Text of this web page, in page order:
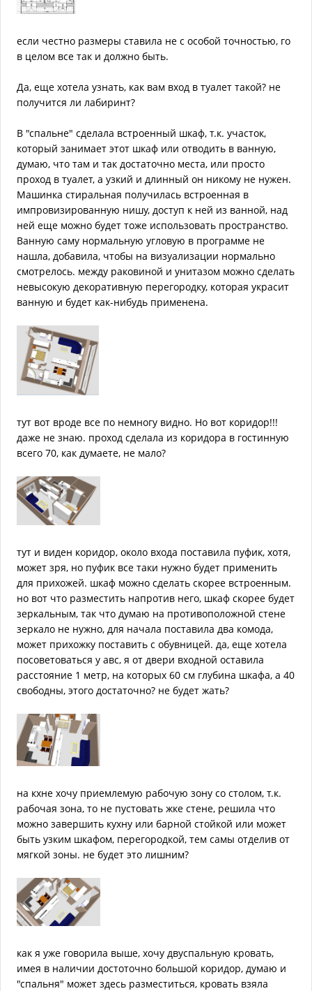
если честно размеры ставила не с особой точностью, го
в целом все так и должно быть.
Да, еще хотела узнать, как вам вход в туалет такой? не
получится ли лабиринт?
В "спальне" сделала встроенный шкаф, т.к. участок,
который занимает этот шкаф или отводить в ванную,
думаю, что там и так достаточно места, или просто
проход в туалет, а узкий и длинный он никому не нужен.
Машинка стиральная получилась встроенная в
импровизированную нишу, доступ к ней из ванной, над
ней еще можно будет тоже использовать пространство.
Ванную саму нормальную угловую в программе не
нашла, добавила, чтобы на визуализации нормально
смотрелось. между раковиной и унитазом можно сделать
невысокую декоративную перегородку, которая украсит
ванную и будет как-нибудь применена.
тут вот вроде все по немногу видно. Но вот коридор!!!
даже не знаю. проход сделала из коридора в гостинную
всего 70, как думаете, не мало?
тут и виден коридор, около входа поставила пуфик, хотя,
может зря, но пуфик все таки нужно будет применить
для прихожей. шкаф можно сделать скорее встроенным.
но вот что разместить напротив него, шкаф скорее будет
зеркальным, так что думаю на противоположной стене
зеркало не нужно, для начала поставила два комода,
может прихожку поставить с обувницей. да, еще хотела
посоветоваться у авс, я от двери входной оставила
расстояние 1 метр, на которых 60 см глубина шкафа, а 40
свободны, этого достаточно? не будет жать?
на кхне хочу приемлемую рабочую зону со столом, т.к.
рабочая зона, то не пустовать жке стене, решила что
можно завершить кухну или барной стойкой или может
быть узким шкафом, перегородкой, тем самы отделив от
мягкой зоны. не будет это лишним?
как я уже говорила выше, хочу двуспальную кровать,
имея в наличии достоточно большой коридор, думаю и
"спальня" может здесь разместиться, кровать взяла